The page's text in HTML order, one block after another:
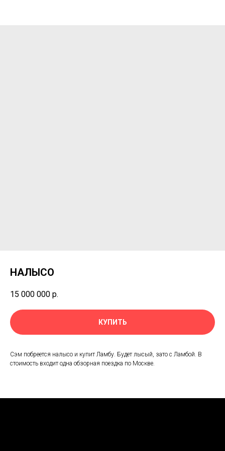
НАЛЫСО
15 000 000 р.
КУПИТЬ
Сэм побреется налысо и купит Ламбу. Будет лысый, зато с Ламбой. В
стоимость входит одна обзорная поездка по Москве.